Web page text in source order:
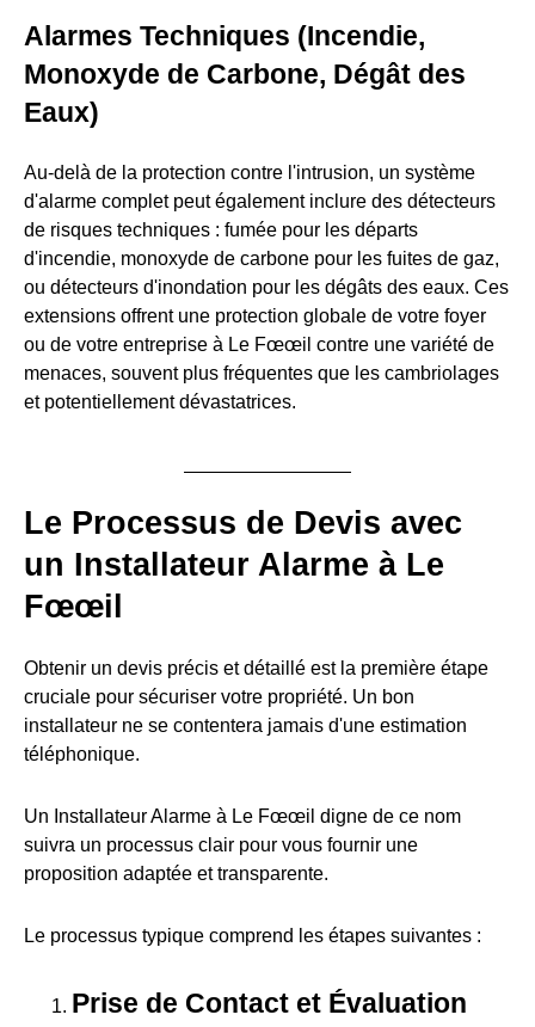
Alarmes Techniques (Incendie,
Monoxyde de Carbone, Dégât des
Eaux)
Au-delà de la protection contre l'intrusion, un système
d'alarme complet peut également inclure des détecteurs
de risques techniques : fumée pour les départs
d'incendie, monoxyde de carbone pour les fuites de gaz,
ou détecteurs d'inondation pour les dégâts des eaux. Ces
extensions offrent une protection globale de votre foyer
ou de votre entreprise à Le Fœœil contre une variété de
menaces, souvent plus fréquentes que les cambriolages
et potentiellement dévastatrices.
Le Processus de Devis avec
un Installateur Alarme à Le
Fœœil
Obtenir un devis précis et détaillé est la première étape
cruciale pour sécuriser votre propriété. Un bon
installateur ne se contentera jamais d'une estimation
téléphonique.
Un Installateur Alarme à Le Fœœil digne de ce nom
suivra un processus clair pour vous fournir une
proposition adaptée et transparente.
Le processus typique comprend les étapes suivantes :
Prise de Contact et Évaluation